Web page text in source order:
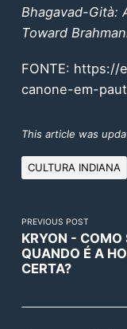
Bhagavad-Gità:
Toward
FONTE: https://
canone-em-
This article was
CULTURA INDIANA
PREVIOUS POST
KRYON - COMO
QUANDO É A
CERTA?